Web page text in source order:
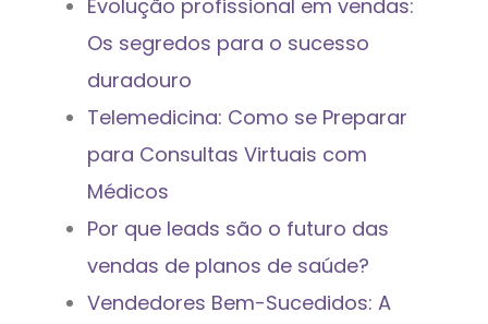
Evolução profissional em vendas:
Os segredos para o sucesso
duradouro
Telemedicina: Como se Preparar
para Consultas Virtuais com
Médicos
Por que leads são o futuro das
vendas de planos de saúde?
Vendedores Bem-Sucedidos: A